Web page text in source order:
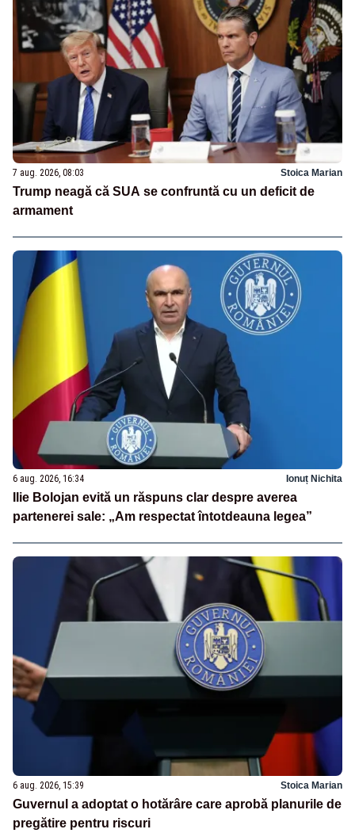
7 aug. 2026, 08:03 Stoica Marian
Trump neagă că SUA se confruntă cu un deficit de
armament
6 aug. 2026, 16:34 Ionuț Nichita
Ilie Bolojan evită un răspuns clar despre averea
partenerei sale: „Am respectat întotdeauna legea”
6 aug. 2026, 15:39 Stoica Marian
Guvernul a adoptat o hotărâre care aprobă planurile de
pregătire pentru riscuri